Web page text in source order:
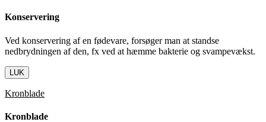
Konservering
Ved konservering af en fødevare, forsøger man at standse
nedbrydningen af den, fx ved at hæmme bakterie og svampevækst.
LUK
Kronblade
Kronblade